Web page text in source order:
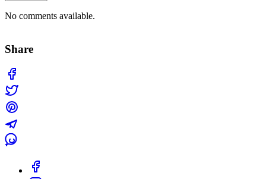
No comments available.
Share